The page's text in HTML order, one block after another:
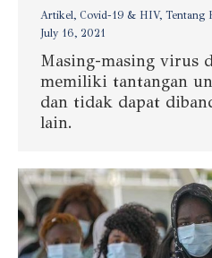
Artikel, Covid-19 & HIV, Tentang
July 16, 2021
Masing-masing virus
memiliki tantangan
dan tidak dapat
lain.